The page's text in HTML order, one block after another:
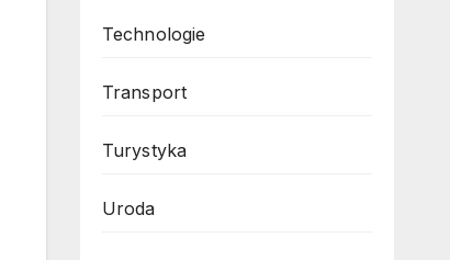
Technologie
Transport
Turystyka
Uroda